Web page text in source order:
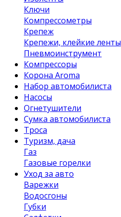
Ключи
Компрессометры
Крепеж
Крепежи, клейкие ленты
Пневмоинструмент
Компрессоры
Корона Aroma
Набор автомобилиста
Насосы
Огнетушители
Сумка автомобилиста
Троса
Туризм, дача
Газ
Газовые горелки
Уход за авто
Варежки
Водосгоны
Губки